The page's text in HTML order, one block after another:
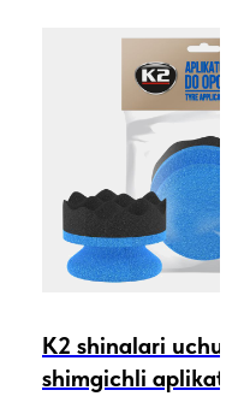
K2 shinalari uchun
shimgichli